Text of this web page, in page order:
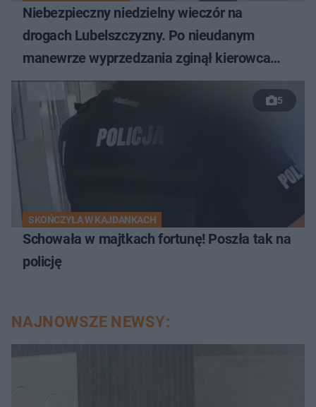
Niebezpieczny niedzielny wieczór na
drogach Lubelszczyzny. Po nieudanym
manewrze wyprzedzania zginął kierowca
auta
5
SKOŃCZYŁA W KAJDANKACH
Schowała w majtkach fortunę! Poszła tak na
policję
NAJNOWSZE NEWSY: